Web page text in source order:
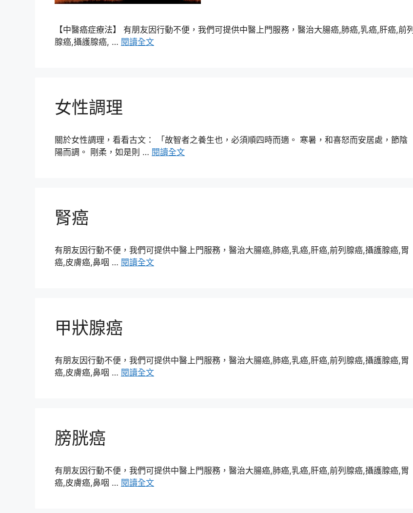
【中醫癌症療法】 有朋友因行動不便，我們可提供中醫上門服務，醫治大腸癌,肺癌,乳癌,肝癌,前列
腺癌,攝護腺癌, … 閱讀全文
女性調理
關於女性調理，看看古文： 「故智者之養生也，必須順四時而適。 寒暑，和喜怒而安居處，節陰
陽而調。 剛柔，如是則 … 閱讀全文
腎癌
有朋友因行動不便，我們可提供中醫上門服務，醫治大腸癌,肺癌,乳癌,肝癌,前列腺癌,攝護腺癌,胃
癌,皮膚癌,鼻咽 … 閱讀全文
甲狀腺癌
有朋友因行動不便，我們可提供中醫上門服務，醫治大腸癌,肺癌,乳癌,肝癌,前列腺癌,攝護腺癌,胃
癌,皮膚癌,鼻咽 … 閱讀全文
膀胱癌
有朋友因行動不便，我們可提供中醫上門服務，醫治大腸癌,肺癌,乳癌,肝癌,前列腺癌,攝護腺癌,胃
癌,皮膚癌,鼻咽 … 閱讀全文